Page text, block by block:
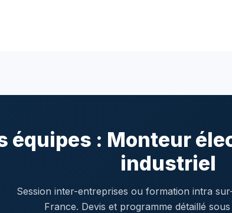
équipes : Monteur
industriel
Session inter-entreprises ou formation intra
France. Devis et programme détaillé